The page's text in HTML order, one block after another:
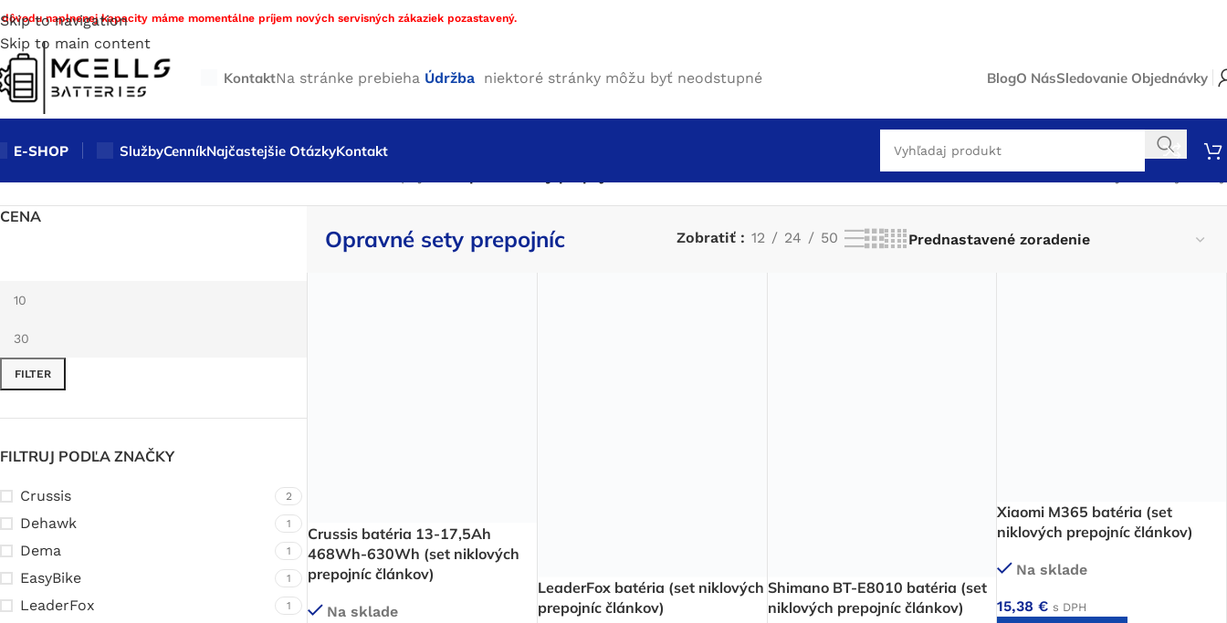
Skip to navigation
Skip to main content
naplnenej kapacity máme momentálne príjem nových servisných zákaziek pozastavený.
KontaktNa stránke prebieha Údržba niektoré stránky môžu byť neodstupné BlogO NásSledovanie Objednávky
E-SHOP SlužbyCenníkNajčastejšie OtázkyKontakt
Zobrazujú sa 4 výsledky
CENA
FILTER
FILTRUJ PODĽA ZNAČKY
Crussis 2
Dehawk 1
Dema 1
EasyBike 1
LeaderFox 1
Opravné sety prepojníc Zobratiť 12 24 50
Crussis batéria 13-17,5Ah
468Wh-630Wh (set niklových
prepojníc článkov)
Na sklade
LeaderFox batéria (set niklových
prepojníc článkov)
Shimano BT-E8010 batéria (set
niklových prepojníc článkov)
Xiaomi M365 batéria (set
niklových prepojníc článkov)
Na sklade
15,38€ s DPH